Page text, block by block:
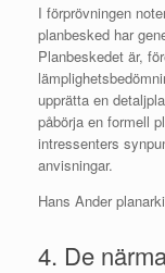
I förprövningen
planbesked har
Planbeskedet är,
upprätta en
påbörja en formell
intressenters
anvisningar.
Hans Ander
4. De